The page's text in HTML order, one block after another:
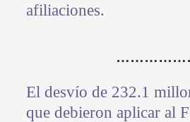
afiliaciones.
El desvío de 232.1
que debieron aplicar al